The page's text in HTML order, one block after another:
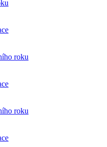
roku
roku